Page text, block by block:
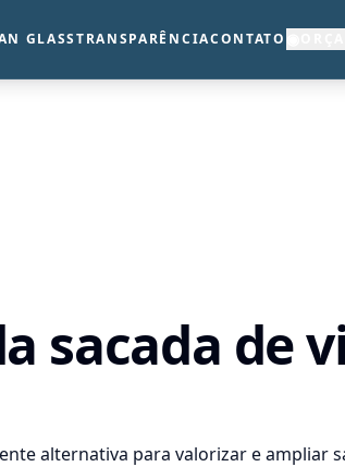
GLASSTRANSPARÊNCIACONTATO
sacada de
alternativa para valorizar e ampliar